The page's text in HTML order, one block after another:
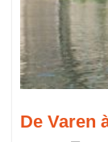
De Varen